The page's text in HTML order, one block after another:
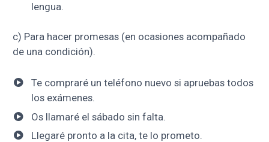
lengua.
c) Para hacer promesas (en ocasiones acompañado
de una condición).
Te compraré un teléfono nuevo si apruebas todos
los exámenes.
Os llamaré el sábado sin falta.
Llegaré pronto a la cita, te lo prometo.